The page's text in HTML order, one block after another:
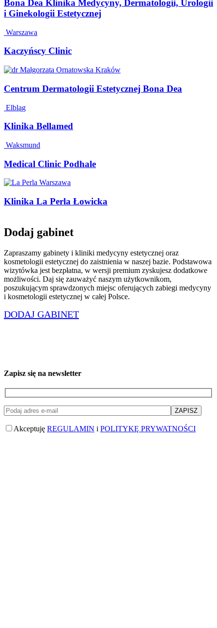
Bona Dea Klinika Medycyny, Dermatologii, Urologii
i Ginekologii Estetycznej
Warszawa
Kaczyńscy Clinic
Kraków
Centrum Dermatologii Estetycznej Bona Dea
Elbląg
Klinika Bellamed
Waksmund
Medical Clinic Podhale
Warszawa
Klinika La Perla Łowicka
Dodaj gabinet
Zapraszamy gabinety i kliniki medycyny estetycznej oraz
kosmetologii estetycznej do zaistnienia w naszej bazie. Podstawowa
wizytówka jest bezpłatna, w wersji premium zyskujesz dodatkowe
możliwości. Daj się zauważyć naszym użytkownikom,
poszukującym sprawdzonych miejsc oferujących zabiegi medycyny
i kosmetologii estetycznej w całej Polsce.
DODAJ GABINET
Zapisz się na newsletter
Akceptuję REGULAMIN i POLITYKĘ PRYWATNOŚCI